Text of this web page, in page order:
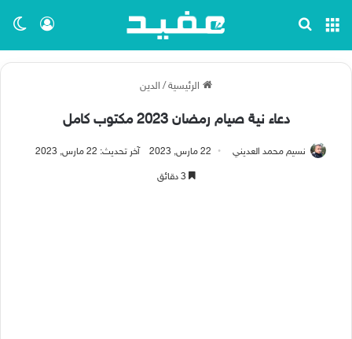
تسجيل القائمة
الرئيسية/ الدين
دعاء نية صيام رمضان 2023 مكتوب كامل
نسيم محمد العديني 22 مارس, 2023 آخر تحديث: 22 مارس, 2023